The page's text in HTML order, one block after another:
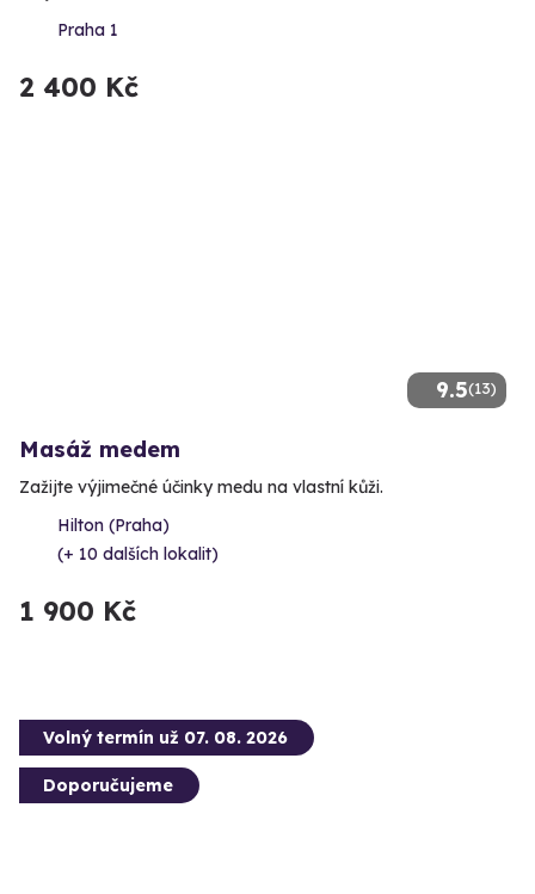
Praha 1
2 400 Kč
9.5(13)
Masáž medem
Zažijte výjimečné účinky medu na vlastní kůži.
Hilton (Praha)
(+ 10 dalších lokalit)
1 900 Kč
Volný termín už 07. 08. 2026
Doporučujeme